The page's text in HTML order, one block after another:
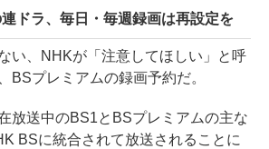
ドラ、毎日・毎週録画は再設定を
い、NHKが「注意してほしい」と呼
BSプレミアムの録画予約だ。
放送中のBS1とBSプレミアムの主な
BSに統合されて放送されることに